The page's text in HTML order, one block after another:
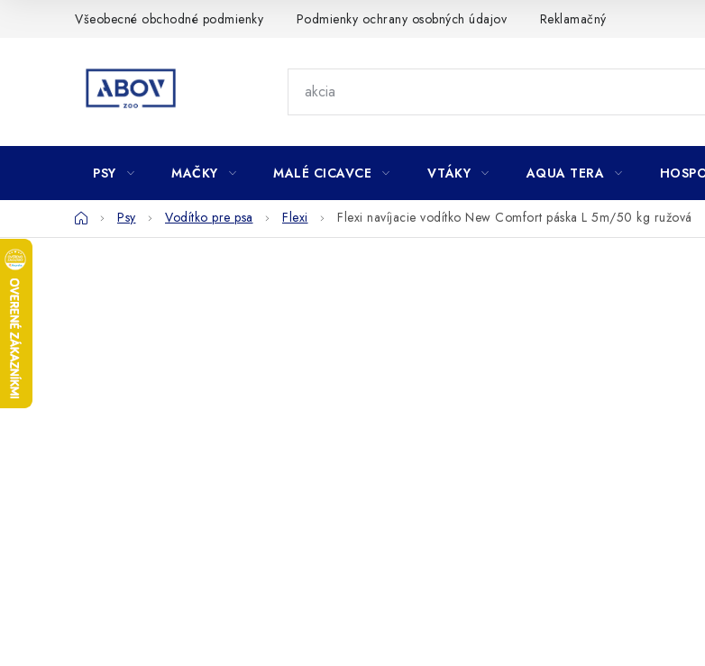
Všeobecné obchodné podmienky Podmienky ochrany osobných údajov Reklamačný poriadok
PSY MAČKY MALÉ CICAVCE VTÁKY AQUA TERA
DomovPsy Vodítko pre psa Flexi Flexi navíjacie vodítko New Comfort páska L 5m/50 kg ružová